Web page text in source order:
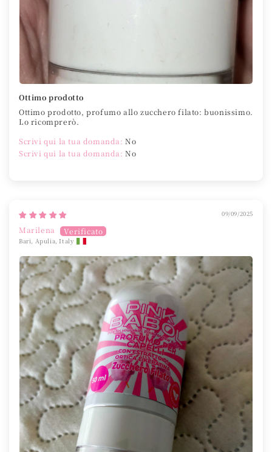
Ottimo prodotto
Ottimo prodotto, profumo allo zucchero filato: buonissimo.
Lo ricomprerò.
Scrivi qui la tua domanda: No
Scrivi qui la tua domanda: No
09/09/2025
Marilena
Bari, Apulia, Italy